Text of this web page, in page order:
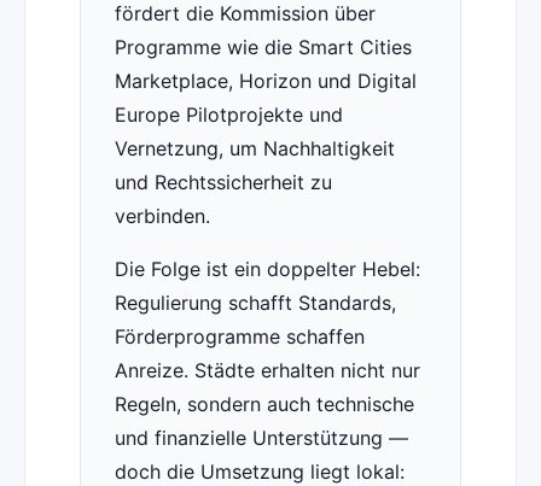
fördert die Kommission über
Programme wie die Smart Cities
Marketplace, Horizon und Digital
Europe Pilotprojekte und
Vernetzung, um Nachhaltigkeit
und Rechtssicherheit zu
verbinden.
Die Folge ist ein doppelter Hebel:
Regulierung schafft Standards,
Förderprogramme schaffen
Anreize. Städte erhalten nicht nur
Regeln, sondern auch technische
und finanzielle Unterstützung —
doch die Umsetzung liegt lokal: